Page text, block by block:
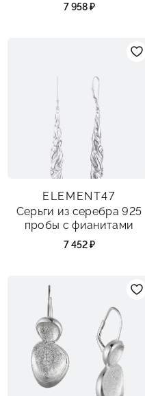
7 958 ₽
ELEMENT47
Серьги из серебра 925
пробы с фианитами
7 452 ₽